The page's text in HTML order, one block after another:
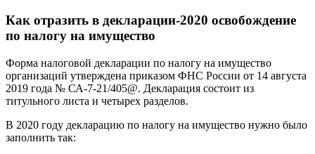
Как отразить в декларации-2020 освобождение
по налогу на имущество
Форма налоговой декларации по налогу на имущество
организаций утверждена приказом ФНС России от 14 августа
2019 года № СА-7-21/405@. Декларация состоит из
титульного листа и четырех разделов.
В 2020 году декларацию по налогу на имущество нужно было
заполнить так: